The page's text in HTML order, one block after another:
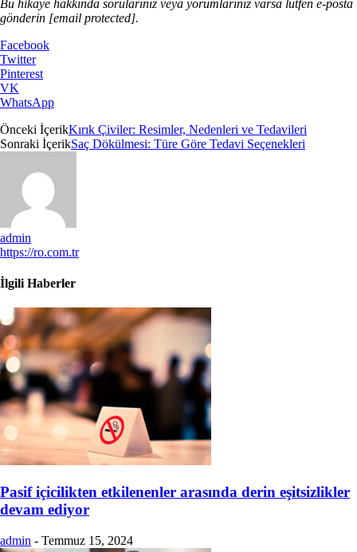
Bu hikaye hakkında sorularınız veya yorumlarınız varsa lütfen e-posta
gönderin [email protected].
Facebook
Twitter
Pinterest
VK
WhatsApp
Önceki İçerikKırık Çiviler: Resimler, Nedenleri ve Tedavileri
Sonraki İçerikSaç Dökülmesi: Türe Göre Tedavi Seçenekleri
admin
https://ro.com.tr
İlgili Haberler
Pasif içicilikten etkilenenler arasında derin eşitsizlikler
devam ediyor
admin - Temmuz 15, 2024